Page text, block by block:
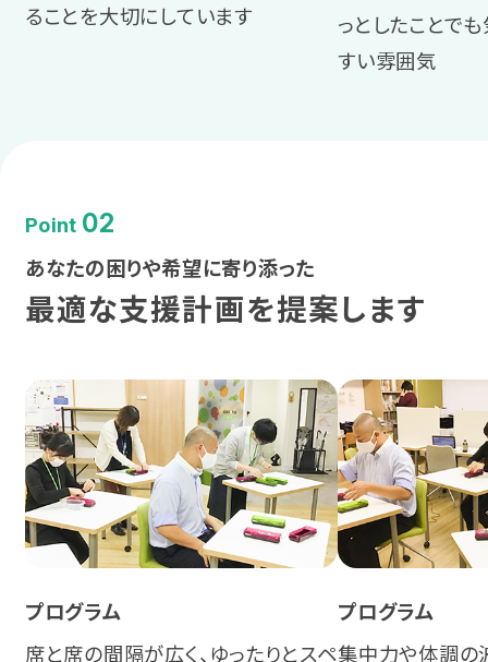
九州・沖縄
沖縄
ることを大切にしています
っとしたことで
すい雰囲気
Point 02
あなたの困りや希望に寄り添った
最適な支援計画を提案します
プログラム
席と席の間隔が広く、ゆったりとスペ
プログラム
集中力や体調の